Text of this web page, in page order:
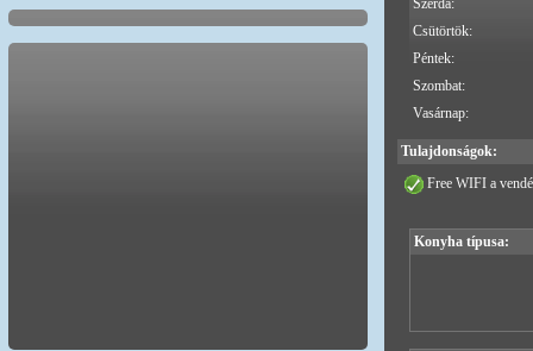
Szerda:
Csütörtök:
Péntek:
Szombat:
Vasárnap:
Tulajdonságok:
Free WIFI a
Konyha típusa: